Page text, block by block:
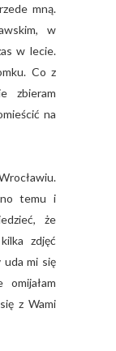
mną.
w
w lecie.
Co z
zbieram
na
temu i
że
zdjęć
mi się
z Wami